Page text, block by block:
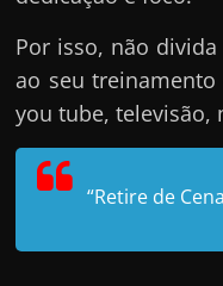
Por isso, não
ao seu
you tube, televisão,
“Retire de